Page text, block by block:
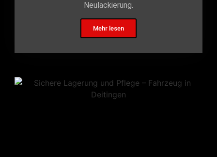
Neulackierung.
Mehr lesen